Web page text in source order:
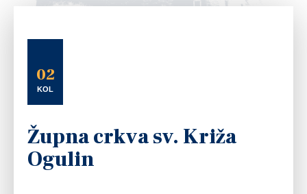
02
KOL
Župna crkva sv. Križa
Ogulin